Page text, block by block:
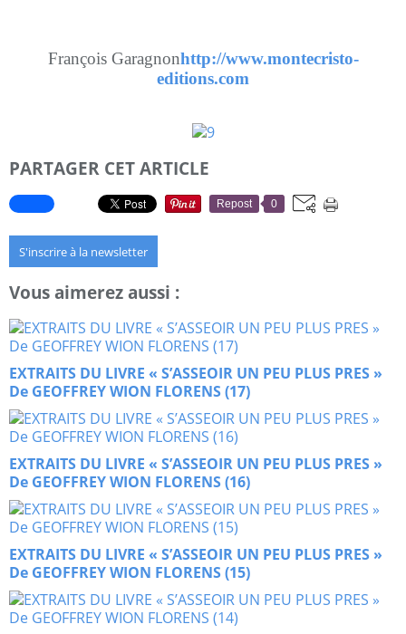
François Garagnonhttp://www.montecristo-
editions.com
PARTAGER CET ARTICLE
Repost 0
S'inscrire à la newsletter
Vous aimerez aussi :
EXTRAITS DU LIVRE « S’ASSEOIR UN PEU PLUS PRES »
De GEOFFREY WION FLORENS (17)
EXTRAITS DU LIVRE « S’ASSEOIR UN PEU PLUS PRES »
De GEOFFREY WION FLORENS (16)
EXTRAITS DU LIVRE « S’ASSEOIR UN PEU PLUS PRES »
De GEOFFREY WION FLORENS (15)